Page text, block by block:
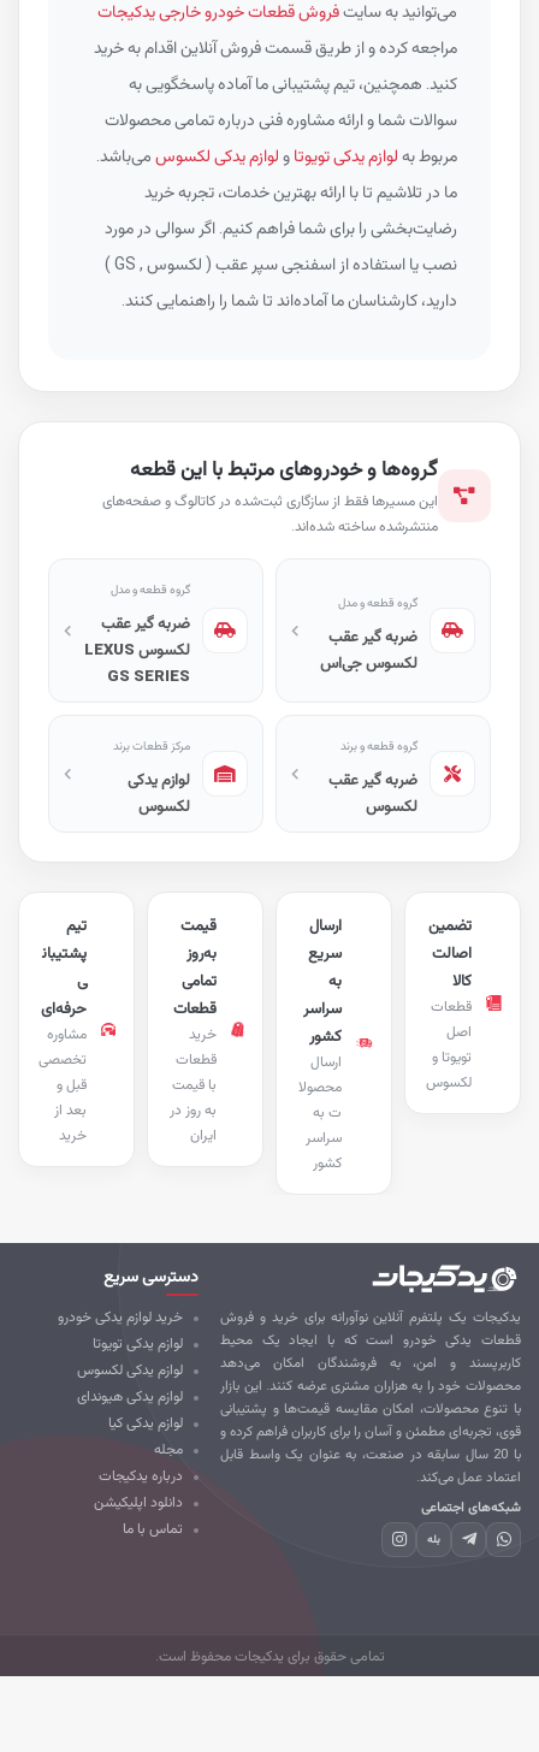
می‌توانید به سایتفروش قطعات خودرو خارجی یدکیجات
مراجعه کرده و از طریق قسمت فروش آنلاین اقدام به خرید
کنید. همچنین، تیم پشتیبانی ما آماده پاسخگویی به
سوالات شما و ارائه مشاوره فنی درباره تمامی محصولات
مربوط بهلوازم یدکی تویوتاولوازم یدکی لکسوسمی‌باشد.
ما در تلاشیم تا با ارائه بهترین خدمات، تجربه خرید
رضایت‌بخشی را برای شما فراهم کنیم. اگر سوالی در مورد
نصب یا استفاده از اسفنجی سپر عقب ( لکسوس , GS )
دارید، کارشناسان ما آماده‌اند تا شما را راهنمایی کنند.
گروه‌ها و خودروهای مرتبط با این قطعه
این مسیرها فقط از سازگاری ثبت‌شده در کاتالوگ و صفحه‌های
منتشرشده ساخته شده‌اند.
گروه قطعه و مدل
ضربه گیر عقب
لکسوس جی‌اس
گروه قطعه و مدل
ضربه گیر عقب
لکسوس LEXUS
GS SERIES
گروه قطعه و برند
ضربه گیر عقب
لکسوس
مرکز قطعات برند
لوازم یدکی
لکسوس
پشتیبان
حرفه‌ای
مشاوره
تخصصی
قبل و
بعد از
خرید
قیمت
به‌روز
تمامی
قطعات
خرید
قطعات
با قیمت
به روز در
ایران
ارسال
سریع
سراسر
کشور
ارسال
محصولا
ت به
سراسر
کشور
تضمین
اصالت
قطعات
تویوتا و
لکسوس
یک پلتفرم آنلاین نوآورانه برای خرید و فروش
یدکی خودرو است که با ایجاد یک محیط
و امن، به فروشندگان امکان می‌دهد
خود را به هزاران مشتری عرضه کنند. این بازار
تنوع محصولات، امکان مقایسه قیمت‌ها و پشتیبانی
تجربه‌ای مطمئن و آسان را برای کاربران فراهم کرده و
با 20 سال سابقه در صنعت، به عنوان یک واسط قابل
عمل می‌کند.
اجتماعی
بله
دسترسی سریع
خرید لوازم یدکی خودرو
لوازم یدکی تویوتا
لوازم یدکی لکسوس
لوازم یدکی هیوندای
لوازم یدکی کیا
مجله
درباره یدکیجات
دانلود اپلیکیشن
تماس با ما
تمامی حقوق برای یدکیجات محفوظ است.